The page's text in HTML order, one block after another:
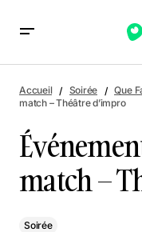
Événement
Accueil Soirée Que
match – Théâtre d’impro
match –
Soirée